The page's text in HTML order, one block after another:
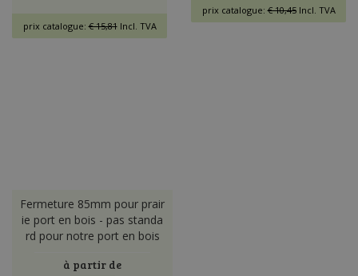
prix catalogue:€ 15,81Incl. TVA
prix catalogue:€ 10,45Incl. TVA
Fermeture 85mm pour prair
ie port en bois - pas standa
rd pour notre port en bois
à partir de